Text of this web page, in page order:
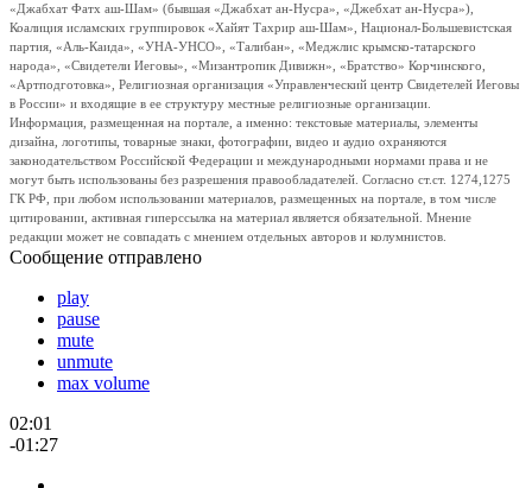
«Джабхат Фатх аш-Шам» (бывшая «Джабхат ан-Нусра», «Джебхат ан-Нусра»),
Коалиция исламских группировок «Хайят Тахрир аш-Шам», Национал-Большевистская
партия, «Аль-Каида», «УНА-УНСО», «Талибан», «Меджлис крымско-татарского
народа», «Свидетели Иеговы», «Мизантропик Дивижн», «Братство» Корчинского,
«Артподготовка», Религиозная организация «Управленческий центр Свидетелей Иеговы
в России» и входящие в ее структуру местные религиозные организации.
Информация, размещенная на портале, а именно: текстовые материалы, элементы
дизайна, логотипы, товарные знаки, фотографии, видео и аудио охраняются
законодательством Российской Федерации и международными нормами права и не
могут быть использованы без разрешения правообладателей. Согласно ст.ст. 1274,1275
ГК РФ, при любом использовании материалов, размещенных на портале, в том числе
цитировании, активная гиперссылка на материал является обязательной. Мнение
редакции может не совпадать с мнением отдельных авторов и колумнистов.
Сообщение отправлено
play
pause
mute
unmute
max volume
02:01
-01:27